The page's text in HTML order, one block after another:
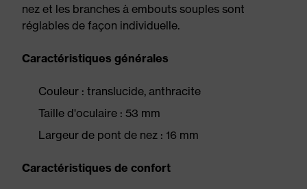
nez et les branches à embouts souples sont
réglables de façon individuelle.
Caractéristiques générales
Couleur : translucide, anthracite
Taille d'oculaire : 53 mm
Largeur de pont de nez : 16 mm
Caractéristiques de confort